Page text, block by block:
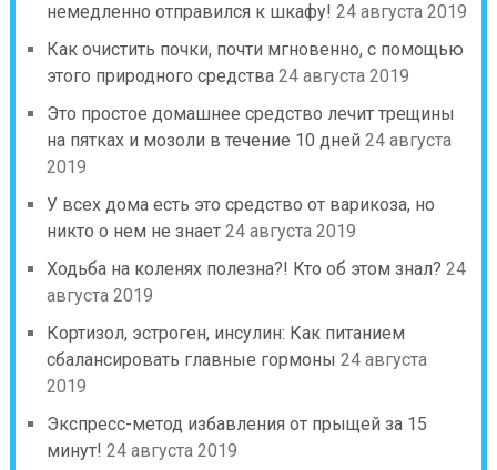
немедленно отправился к шкафу! 24 августа 2019
Как очистить почки, почти мгновенно, с помощью
этого природного средства 24 августа 2019
Это простое домашнее средство лечит трещины
на пятках и мозоли в течение 10 дней 24 августа
2019
У всех дома есть это средство от варикоза, но
никто о нем не знает 24 августа 2019
Ходьба на коленях полезна?! Кто об этом знал? 24
августа 2019
Кортизол, эстроген, инсулин: Как питанием
сбалансировать главные гормоны 24 августа
2019
Экспресс-метод избавления от прыщей за 15
минут! 24 августа 2019